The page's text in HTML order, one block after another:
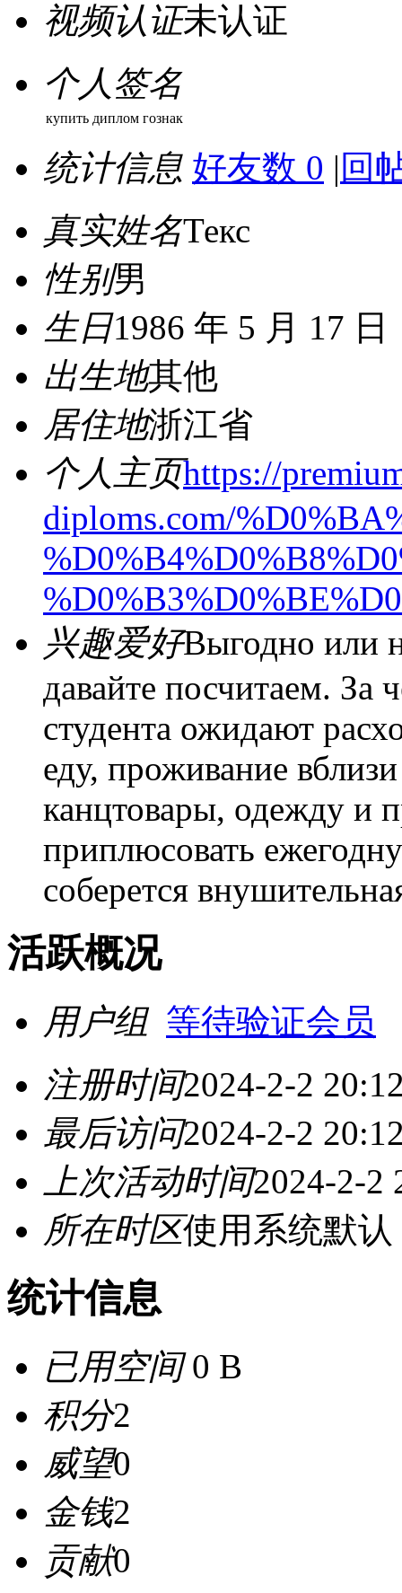
视频认证未认证
个人签名
купить диплом гознак
统计信息 好友数 0 | 回
真实姓名Текс
性别男
生日1986 年 5 月 17 日
出生地其他
居住地浙江省
个人主页https://
diploms.com/
兴趣爱好Выгодно или
давайте посчитаем. За
студента ожидают
еду, проживание
канцтовары, одежду и
приплюсовать
соберется
活跃概况
用户组 等待验证会员
注册时间2024-2-2
最后访问2024-2-2
上次活动时间2024-2-2
所在时区使用系统默认
统计信息
已用空间0 B
积分2
威望0
金钱2
贡献0